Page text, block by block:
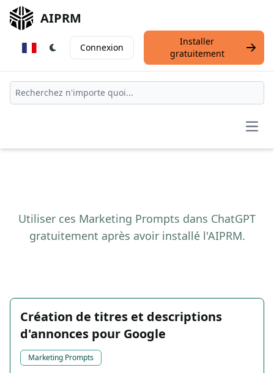
AIPRM
Connexion
Installer
gratuitement
Utiliser ces Marketing Prompts dans ChatGPT
gratuitement après avoir installé l'AIPRM.
Création de titres et descriptions
d'annonces pour Google
Marketing Prompts